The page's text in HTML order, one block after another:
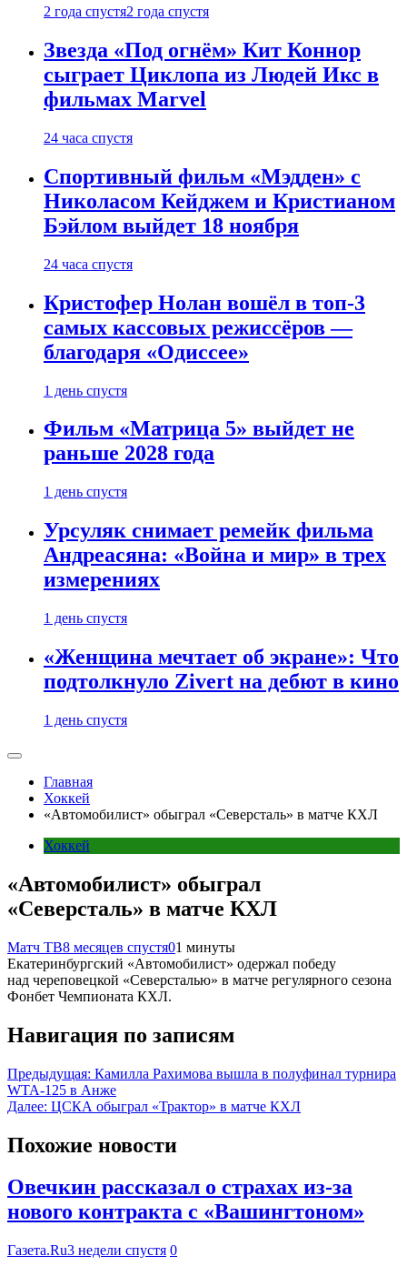
2 года спустя2 года спустя
Звезда «Под огнём» Кит Коннор
сыграет Циклопа из Людей Икс в
фильмах Marvel
24 часа спустя
Спортивный фильм «Мэдден» с
Николасом Кейджем и Кристианом
Бэйлом выйдет 18 ноября
24 часа спустя
Кристофер Нолан вошёл в топ-3
самых кассовых режиссёров —
благодаря «Одиссее»
1 день спустя
Фильм «Матрица 5» выйдет не
раньше 2028 года
1 день спустя
Урсуляк снимает ремейк фильма
Андреасяна: «Война и мир» в трех
измерениях
1 день спустя
«Женщина мечтает об экране»: Что
подтолкнуло Zivert на дебют в кино
1 день спустя
Главная
Хоккей
«Автомобилист» обыграл «Северсталь» в матче КХЛ
Хоккей
«Автомобилист» обыграл
«Северсталь» в матче КХЛ
Матч ТВ8 месяцев спустя01 минуты
Екатеринбургский «Автомобилист» одержал победу
над череповецкой «Северсталью» в матче регулярного сезона
Фонбет Чемпионата КХЛ.
Навигация по записям
Предыдущая: Камилла Рахимова вышла в полуфинал турнира
WTA-125 в Анже
Далее: ЦСКА обыграл «Трактор» в матче КХЛ
Похожие новости
Овечкин рассказал о страхах из-за
нового контракта с «Вашингтоном»
Газета.Ru3 недели спустя 0